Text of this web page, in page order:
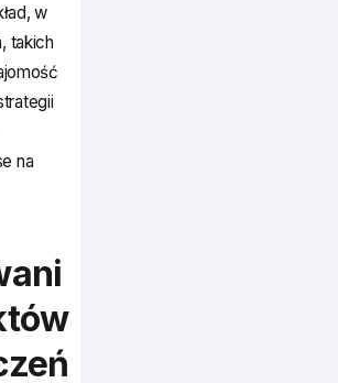
w
takich
na